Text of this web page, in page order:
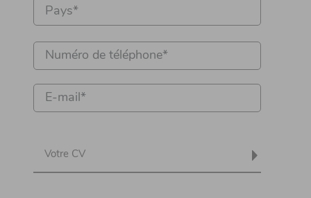
Votre CV